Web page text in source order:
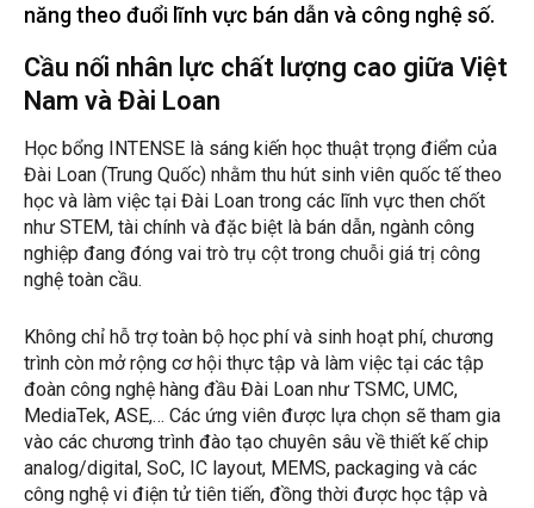
năng theo đuổi lĩnh vực bán dẫn và công nghệ số.
Cầu nối nhân lực chất lượng cao giữa Việt
Nam và Đài Loan
Học bổng INTENSE là sáng kiến học thuật trọng điểm của
Đài Loan (Trung Quốc) nhằm thu hút sinh viên quốc tế theo
học và làm việc tại Đài Loan trong các lĩnh vực then chốt
như STEM, tài chính và đặc biệt là bán dẫn, ngành công
nghiệp đang đóng vai trò trụ cột trong chuỗi giá trị công
nghệ toàn cầu.
Không chỉ hỗ trợ toàn bộ học phí và sinh hoạt phí, chương
trình còn mở rộng cơ hội thực tập và làm việc tại các tập
đoàn công nghệ hàng đầu Đài Loan như TSMC, UMC,
MediaTek, ASE,… Các ứng viên được lựa chọn sẽ tham gia
vào các chương trình đào tạo chuyên sâu về thiết kế chip
analog/digital, SoC, IC layout, MEMS, packaging và các
công nghệ vi điện tử tiên tiến, đồng thời được học tập và